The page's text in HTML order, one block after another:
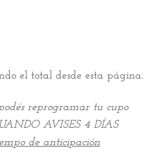
el total desde esta página.
reprogramar tu cupo
AVISES 4 DÍAS
de anticipación